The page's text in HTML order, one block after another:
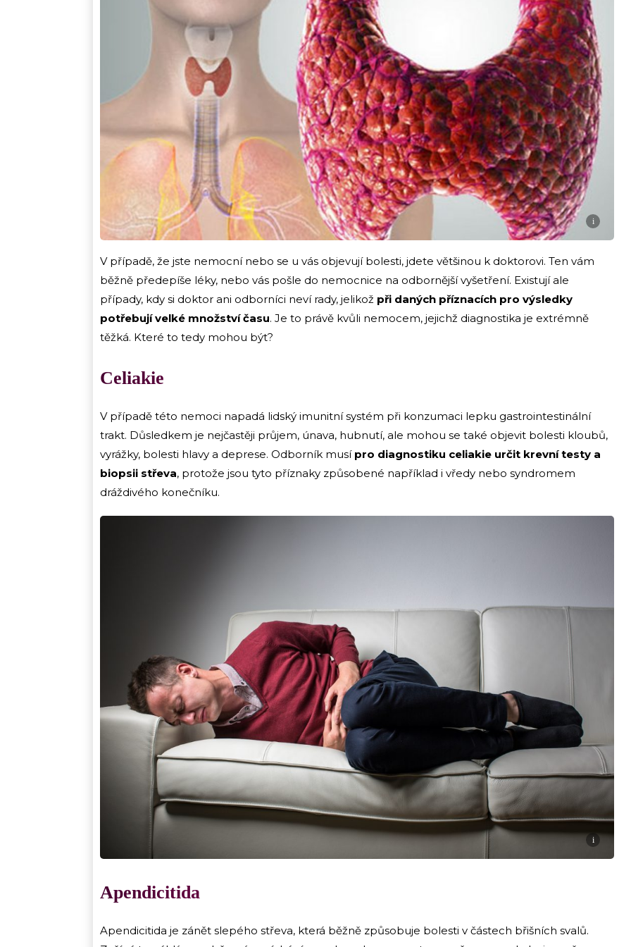
i
V případě, že jste nemocní nebo se u vás objevují bolesti, jdete většinou k doktorovi. Ten vám
běžně předepíše léky, nebo vás pošle do nemocnice na odbornější vyšetření. Existují ale
případy, kdy si doktor ani odborníci neví rady, jelikož při daných příznacích pro výsledky
potřebují velké množství času. Je to právě kvůli nemocem, jejichž diagnostika je extrémně
těžká. Které to tedy mohou být?
Celiakie
V případě této nemoci napadá lidský imunitní systém při konzumaci lepku gastrointestinální
trakt. Důsledkem je nejčastěji průjem, únava, hubnutí, ale mohou se také objevit bolesti kloubů,
vyrážky, bolesti hlavy a deprese. Odborník musí pro diagnostiku celiakie určit krevní testy a
biopsii střeva, protože jsou tyto příznaky způsobené například i vředy nebo syndromem
dráždivého konečníku.
i
Apendicitida
Apendicitida je zánět slepého střeva, která běžně způsobuje bolesti v částech břišních svalů.